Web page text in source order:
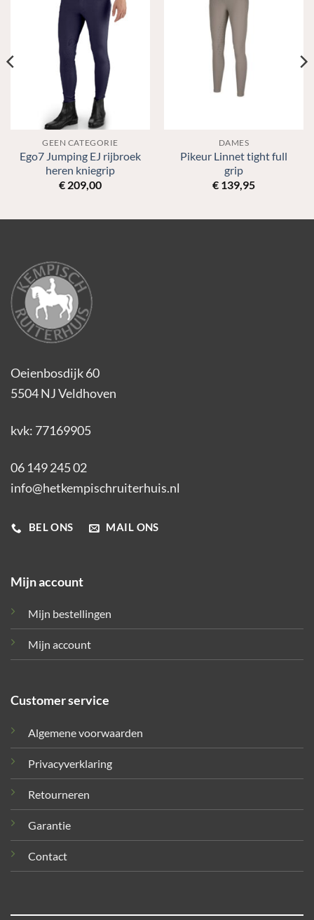
GEEN CATEGORIE
Ego7 Jumping EJ rijbroek
heren kniegrip
€ 209,00
DAMES
Pikeur Linnet tight full
grip
€ 139,95
Oeienbosdijk 60
5504 NJ Veldhoven
kvk: 77169905
06 149 245 02
info@hetkempischruiterhuis.nl
BEL ONS MAIL ONS
Mijn account
Mijn bestellingen
Mijn account
Customer service
Algemene voorwaarden
Privacyverklaring
Retourneren
Garantie
Contact